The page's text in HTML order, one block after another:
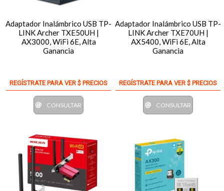
Adaptador Inalámbrico USB TP-
LINK Archer TXE50UH |
AX3000, WiFi 6E, Alta
Ganancia
REGÍSTRATE PARA VER $ PRECIOS
CONSULTAR
Adaptador Inalámbrico USB TP-
LINK Archer TXE70UH |
AX5400, WiFi 6E, Alta
Ganancia
REGÍSTRATE PARA VER $ PRECIOS
CONSULTAR